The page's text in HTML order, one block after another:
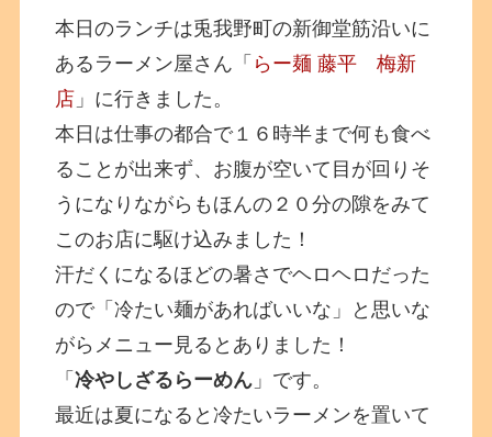
本日のランチは兎我野町の新御堂筋沿いに
あるラーメン屋さん「 らー麺 藤平 梅新
店 」に行きました。
本日は仕事の都合で１６時半まで何も食べ
ることが出来ず、お腹が空いて目が回りそ
うになりながらもほんの２０分の隙をみて
このお店に駆け込みました！
汗だくになるほどの暑さでヘロヘロだった
ので「冷たい麺があればいいな」と思いな
がらメニュー見るとありました！
「冷やしざるらーめん 」です。
最近は夏になると冷たいラーメンを置いて